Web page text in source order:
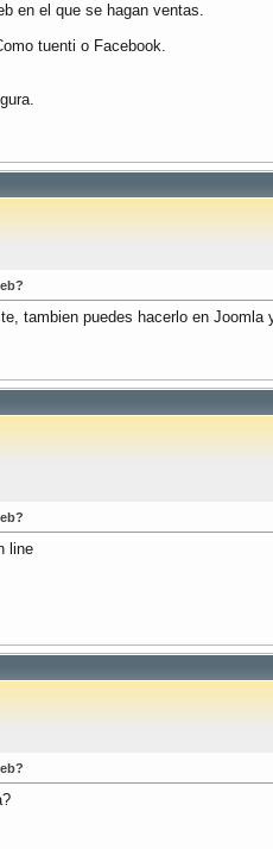
en el que se hagan ventas.
tuenti o Facebook.
tambien puedes hacerlo en
line